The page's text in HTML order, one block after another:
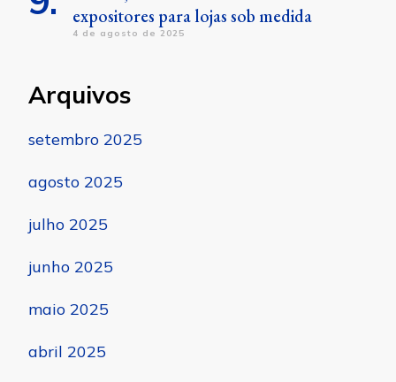
expositores para lojas sob medida
4 de agosto de 2025
Arquivos
setembro 2025
agosto 2025
julho 2025
junho 2025
maio 2025
abril 2025